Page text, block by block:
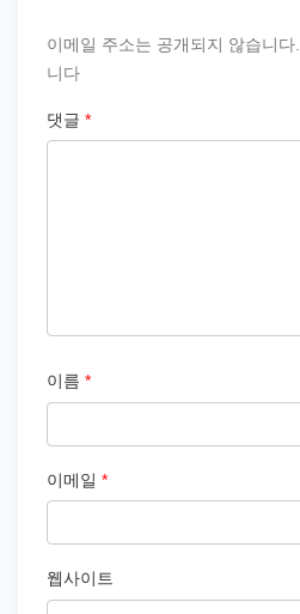
이메일 주소는 공개되지 않습니다.
니다
댓글 *
이름 *
이메일 *
웹사이트